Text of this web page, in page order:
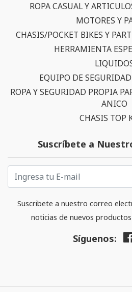
ROPA CASUAL Y
MOTORES Y
CHASIS/POCKET BIKES Y
HERRAMIENTA
EQUIPO DE
ROPA Y SEGURIDAD PROPIA
ANICO
CHASIS TOP
Suscríbete a
Suscribete a nuestro correo
noticias de nuevos
Síguenos: